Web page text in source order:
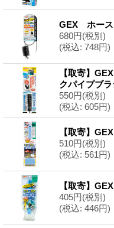
GEX ホース
680円(税別)
(税込: 748円)
【取寄】
クパイプブラ
550円(税別)
(税込: 605円)
【取寄】
510円(税別)
(税込: 561円)
【取寄】
405円(税別)
(税込: 446円)